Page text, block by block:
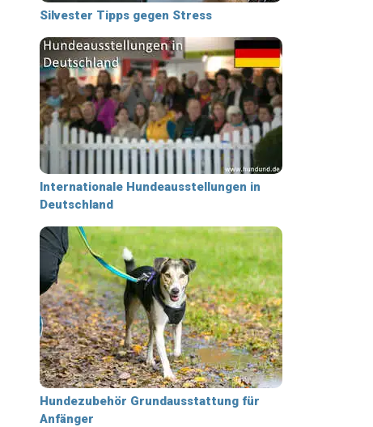
Silvester Tipps gegen Stress
Internationale Hundeausstellungen in
Deutschland
Hundezubehör Grundausstattung für
Anfänger